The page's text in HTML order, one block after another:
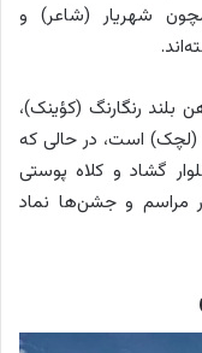
شهریار (شاعر) و
بلند رنگارنگ (کؤینک)،
(لچک) است، در حالی که
گشاد و کلاه پوستی
مراسم و جشن‌ها نماد